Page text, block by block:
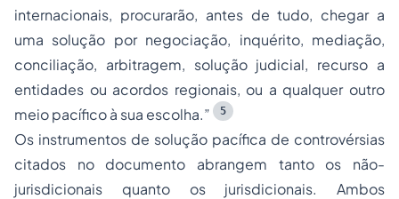
internacionais, procurarão, antes de tudo, chegar a
uma solução por negociação, inquérito, mediação,
conciliação, arbitragem, solução judicial, recurso a
entidades ou acordos regionais, ou a qualquer outro
meio pacífico à sua escolha.”
5
Os instrumentos de solução pacífica de controvérsias
citados no documento abrangem tanto os não-
jurisdicionais quanto os jurisdicionais. Ambos